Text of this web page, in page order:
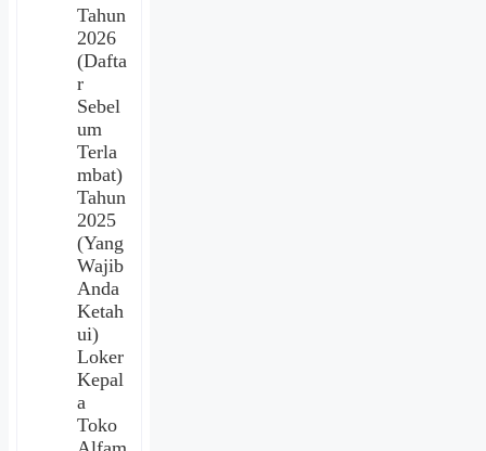
Tahun
2026
(Dafta
r
Sebel
um
Terla
mbat)
Tahun
2025
(Yang
Wajib
Anda
Ketah
ui)
Loker
Kepal
a
Toko